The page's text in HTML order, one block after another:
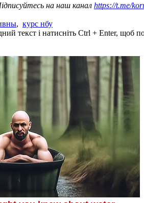
на наш канал https://t.me/
, курс нбу
текст і натисніть Ctrl + Enter, щоб